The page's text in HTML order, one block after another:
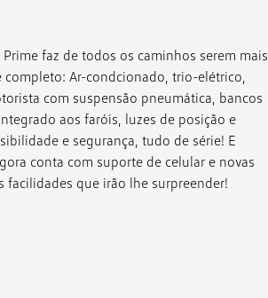
faz de todos os caminhos serem mais
completo: Ar-condcionado, trio-elétrico,
com suspensão pneumática, bancos
aos faróis, luzes de posição e
e segurança, tudo de série! E
conta com suporte de celular e novas
facilidades que irão lhe surpreender!